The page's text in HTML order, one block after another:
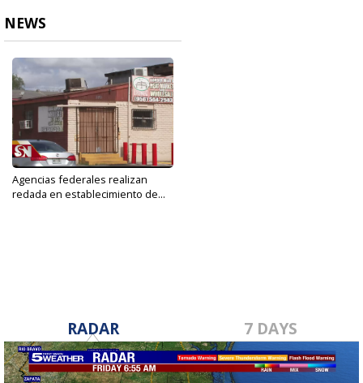
NEWS
Agencias federales realizan
redada en establecimiento de...
RADAR 7 DAYS